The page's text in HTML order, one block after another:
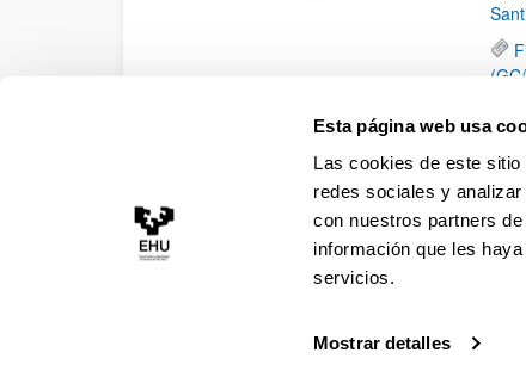
Esta página web usa
Las cookies de este
redes sociales y
con nuestros partners
información que les
servicios.
Mostrar detalles